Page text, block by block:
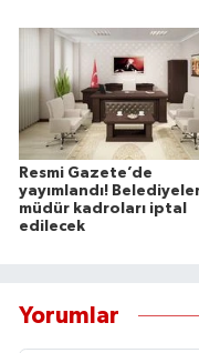
Resmi Gazete’de
yayımlandı!
müdür kadroları iptal
edilecek
Yorumlar